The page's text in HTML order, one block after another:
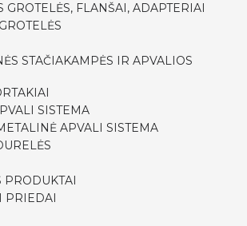
GROTELĖS, FLANŠAI, ADAPTERIAI
STAČIAKAMPĖS IR APVALIOS
SISTEMA
APVALI SISTEMA
PRODUKTAI
PRIEDAI